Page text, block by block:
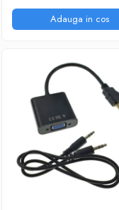
Adauga in cos